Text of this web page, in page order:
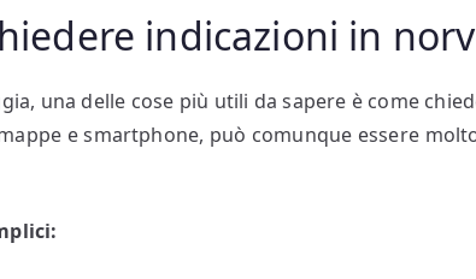
indicazioni in
una delle cose più utili da sapere è come
e smartphone, può comunque essere